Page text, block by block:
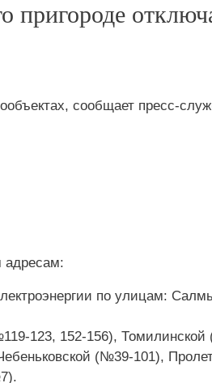
пригороде
сообщает пресс-
адресам:
по улицам:
123, 152-156),
(№39-101),